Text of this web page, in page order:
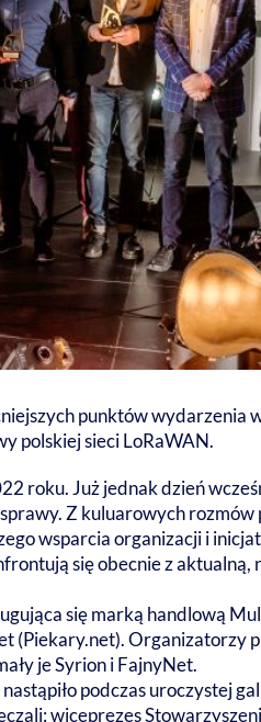
punktów wydarzenia
polskiej sieci LoRaWAN.
roku. Już jednak dzień
Z kuluarowych rozmów
wsparcia organizacji i
się obecnie z aktualną,
się marką handlową
(Piekary.net). Organizatorzy
je Syrion i FajnyNet.
podczas uroczystej
wiceprezes